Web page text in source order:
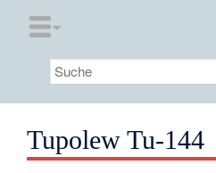
Tupolew Tu-144